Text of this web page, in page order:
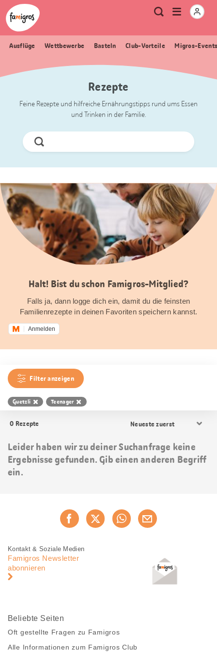
Sprungmarken
Navigation
Header
Logo
Meta
Navigation
Suche
Menu
öffnen
Ausflüge Wettbewerbe Basteln Club-Vorteile Migros-
Rezepte
Feine Rezepte und hilfreiche Ernährungstipps rund ums Essen
und Trinken in der Familie.
Jetzt
Suchen
Halt! Bist du schon Famigros-Mitglied?
Falls ja, dann logge dich ein, damit du die feinsten
Familienrezepte in deinen Favoriten speichern kannst.
Anmelden
Filter anzeigen
Guetzli Teenager
0 Rezepte
Sortierung
Leider haben wir zu deiner Suchanfrage keine
Ergebnisse gefunden. Gib einen anderen Begriff
ein.
Jetzt weiterempfehlen
Fusszeile
Fusszeile
Navigation
Kontakt & Soziale Medien
Famigros Newsletter
abonnieren
Beliebte Seiten
Oft gestellte Fragen zu Famigros
Alle Informationen zum Famigros Club